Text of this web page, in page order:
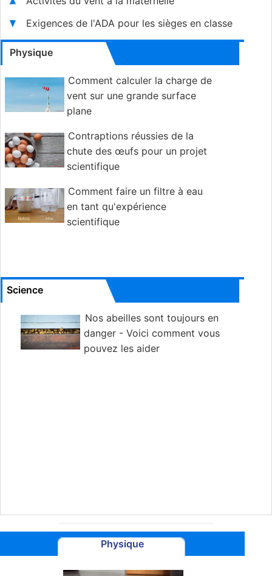
Exigences de l'ADA pour les sièges en classe
Physique
Comment calculer la charge de
vent sur une grande surface
plane
Contraptions réussies de la
chute des œufs pour un projet
scientifique
Comment faire un filtre à eau
en tant qu'expérience
scientifique
Science
Nos abeilles sont toujours en
danger - Voici comment vous
pouvez les aider
Physique